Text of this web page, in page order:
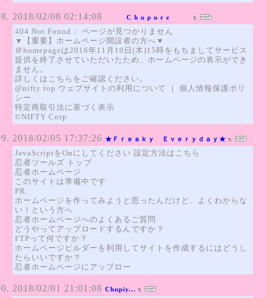
2018/02/08 02:14:08 C h u p u r e
404 Not Found： ページが見つかりません
▼【重要】ホームページ開設者の方へ▼
＠homepageは2016年11月10日(木)15時をもちましてサービス
提供を終了させていただいたため、ホームページの表示ができ
ません。
詳しくはこちらをご確認ください。
@nifty top ウェブサイトの利用について ｜ 個人情報保護ポリ
シー
特定商取引法に基づく表示
©NIFTY Corp
2018/02/05 17:37:26 ★Ｆｒｅａｋｙ Ｅｖｅｒｙｄａｙ★
JavaScriptをOnにしてください 設定方法はこちら
忍者ツールズ トップ
忍者ホームページ
このサイトは準備中です
PR
ホームページを作ってみようと思ったんだけど、よくわからな
い！という方へ
忍者ホームページへのよくあるご質問
どうやってアップロードするんですか？
FTPって何ですか？
ホームページビルダーを利用してサイトを作成するにはどうし
たらいいですか？
忍者ホームページにアップロー
2018/02/01 21:01:08 Chupiy...